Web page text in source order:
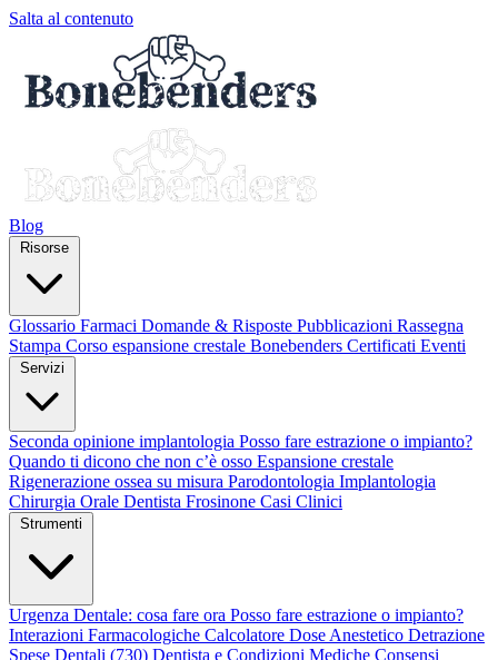
Salta al contenuto
Blog
Glossario Farmaci Domande & Risposte Pubblicazioni Rassegna
Stampa Corso espansione crestale Bonebenders Certificati Eventi
Seconda opinione implantologia Posso fare estrazione o impianto?
Quando ti dicono che non c’è osso Espansione crestale
Rigenerazione ossea su misura Parodontologia Implantologia
Chirurgia Orale Dentista Frosinone Casi Clinici
Urgenza Dentale: cosa fare ora Posso fare estrazione o impianto?
Interazioni Farmacologiche Calcolatore Dose Anestetico Detrazione
Spese Dentali (730) Dentista e Condizioni Mediche Consensi